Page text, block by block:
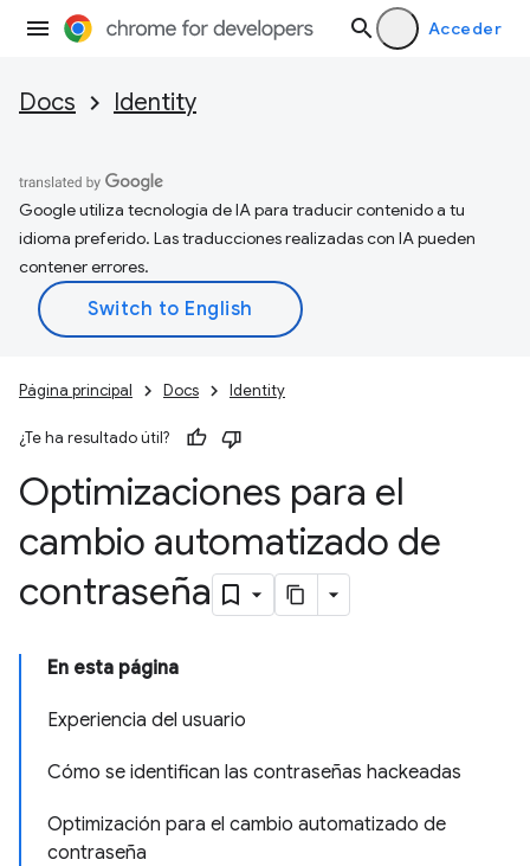
Acceder
Docs Identity
Google utiliza tecnología de IA para traducir contenido a tu
idioma preferido. Las traducciones realizadas con IA pueden
contener errores.
Página principal Docs Identity
¿Te ha resultado útil?
Optimizaciones para el
cambio automatizado de
contraseña
En esta página
Experiencia del usuario
Cómo se identifican las contraseñas hackeadas
Optimización para el cambio automatizado de
contraseña